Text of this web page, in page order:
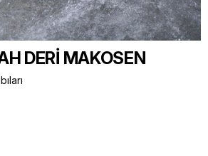
DERİ MAKOSEN